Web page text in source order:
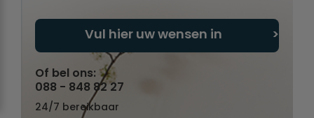
Vul hier uw wensen in
Of bel ons:
088 - 848 82 27
24/7 bereikbaar